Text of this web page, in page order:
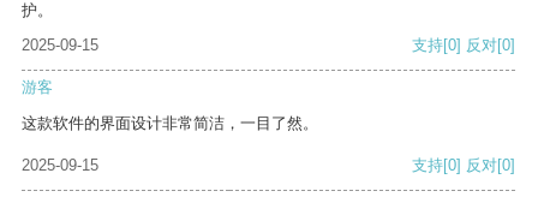
护。
2025-09-15
支持[0] 反对[0]
游客
这款软件的界面设计非常简洁，一目了然。
2025-09-15 支持[0] 反对[0]